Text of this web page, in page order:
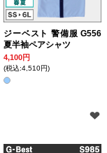
ジーベスト 警備服 G556
夏半袖ペアシャツ
4,100円
(税込:4,510円)